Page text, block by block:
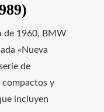
de 1960, BMW
«Nueva
de
y
incluyen